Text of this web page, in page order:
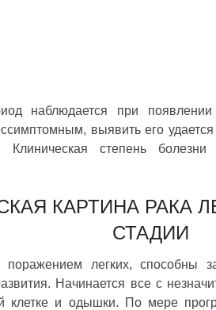
наблюдается при
выявить его
степень болезни
КАРТИНА РАКА
СТАДИИ
легких, способны
Начинается все с
клетке и одышки. По мере